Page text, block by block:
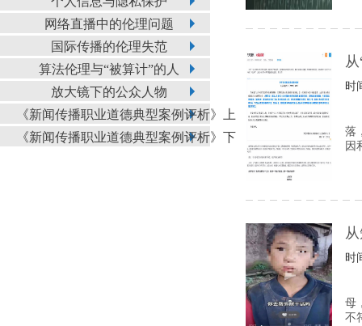
网络直播中的伦理问题
国际传播的伦理失范
算法伦理与“被算计”的人
放大镜下的公众人物
《新闻传播职业道德典型案例评析》上
《新闻传播职业道德典型案例评析》下
时
落
因
时
母
不